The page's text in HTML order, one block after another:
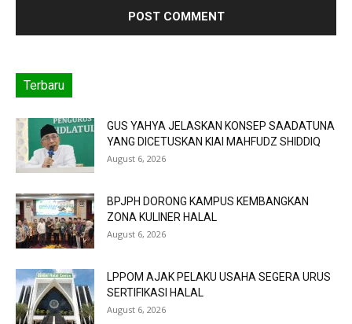
Terbaru
GUS YAHYA JELASKAN KONSEP SAADATUNA
YANG DICETUSKAN KIAI MAHFUDZ SHIDDIQ
August 6, 2026
BPJPH DORONG KAMPUS KEMBANGKAN
ZONA KULINER HALAL
August 6, 2026
LPPOM AJAK PELAKU USAHA SEGERA URUS
SERTIFIKASI HALAL
August 6, 2026